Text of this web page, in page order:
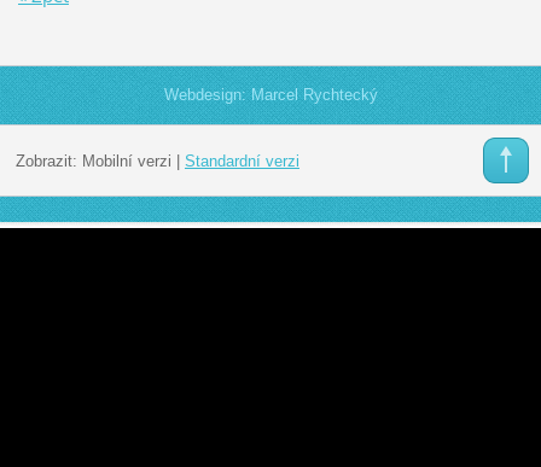
Webdesign: Marcel Rychtecký
Zobrazit: Mobilní verzi Standardní verzi